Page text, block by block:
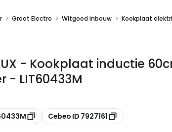
Groot Electro Witgoed inbouw Kookplaat
- Kookplaat inductie
- LIT60433M
Kopiëren
Cebeo ID 7927161